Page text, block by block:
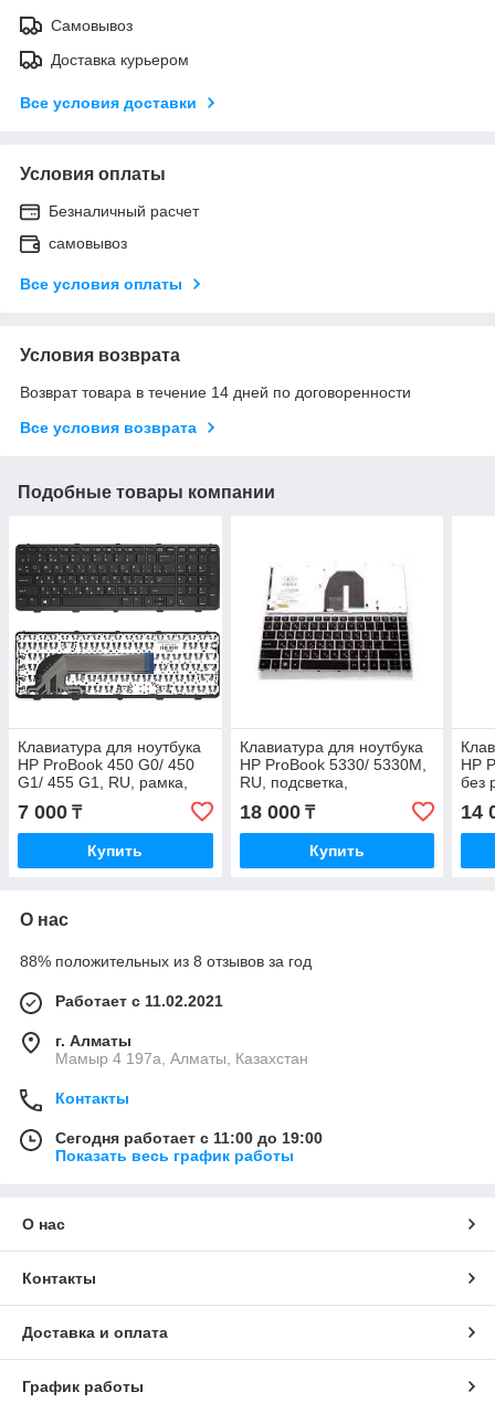
Самовывоз
Доставка курьером
Все условия доставки
Условия оплаты
Безналичный расчет
самовывоз
Все условия оплаты
Условия возврата
Возврат товара в течение 14 дней по договоренности
Все условия возврата
Подобные товары компании
Клавиатура для ноутбука
HP ProBook 450 G0/ 450
G1/ 455 G1, RU, рамка,
7 000 ₸
Купить
Клавиатура для ноутбука
HP ProBook 5330/ 5330M,
RU, подсветка,
серебристая
18 000₸
Купить
HP
без
14
О нас
88% положительных из 8 отзывов за год
Работает с 11.02.2021
г. Алматы
Мамыр 4 197а, Алматы, Казахстан
Контакты
Сегодня работает с 11:00 до 19:00
Показать весь график работы
О нас
Контакты
Доставка и оплата
График работы